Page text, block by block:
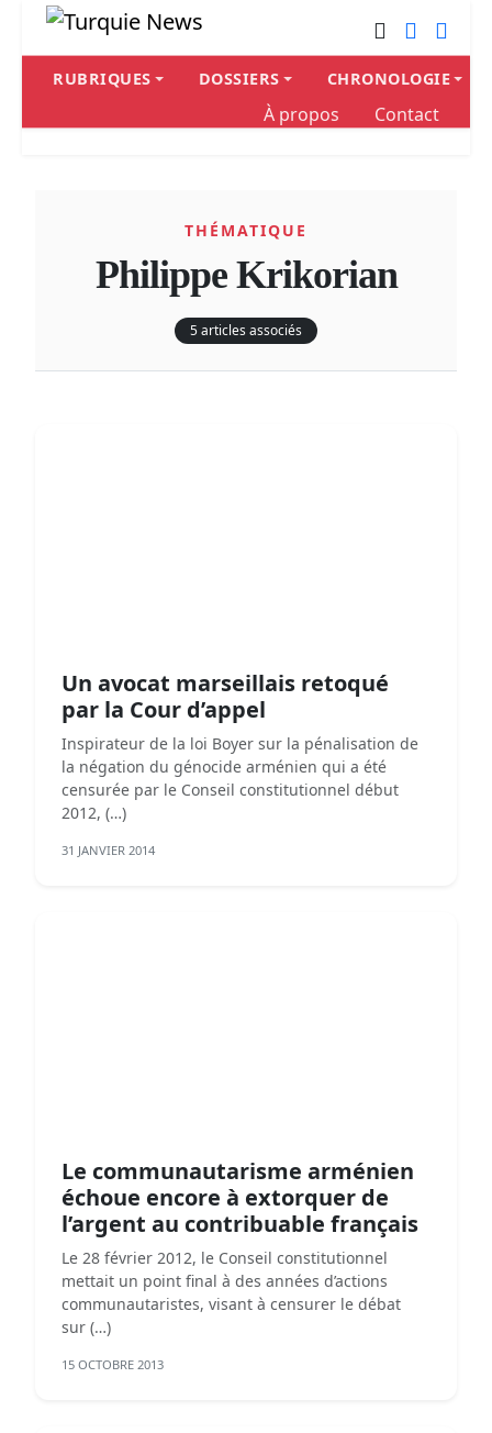
RUBRIQUES DOSSIERS CHRONOLOGIE
À propos Contact
THÉMATIQUE
Philippe Krikorian
5 articles associés
Un avocat marseillais retoqué
par la Cour d’appel
Inspirateur de la loi Boyer sur la pénalisation de
la négation du génocide arménien qui a été
censurée par le Conseil constitutionnel début
2012, (…)
31 JANVIER 2014
Le communautarisme arménien
échoue encore à extorquer de
l’argent au contribuable français
Le 28 février 2012, le Conseil constitutionnel
mettait un point final à des années d’actions
communautaristes, visant à censurer le débat
sur (…)
15 OCTOBRE 2013